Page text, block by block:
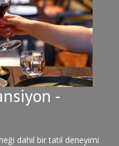
-
dahil bir tatil deneyimi